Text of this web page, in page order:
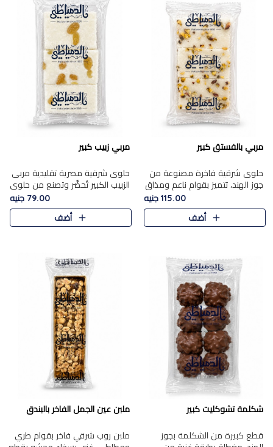
مربي بالفستق كبير
حلوى شرقية فاخرة مصنوعة من
جوز الهند، تتميز بقوام ناعم ومذاق
غني، وتزين بقطع من الفستق
الفاخر التي تضيف عليها قرمشة
115.00 جنيه
أضف
مربي زبيب كبير
حلوى شرقية مصرية تقليدية مربى
الزبيب الكبير تُحضَّر وتصنع من حلوي
جوز الهند باسد بقوام طري ومذاق
غني، وتُزين وتغطا بحبات الزبيب
الذهبي التي ..
79.00 جنيه
أضف
شكلمة تشوكليت كبير
قطع كبيرة من الشكلمة بجوز
ملبن عين الجمل الفاخر بالبندق
ملبن روب شرقي فاخر بقوام طري